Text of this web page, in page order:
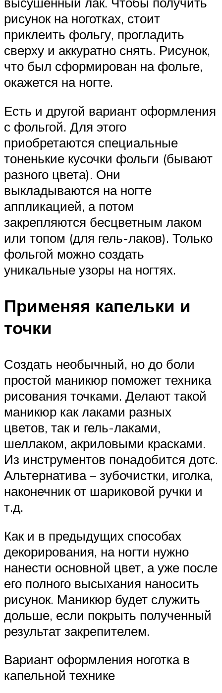
рисунок на ноготках, стоит
приклеить фольгу, прогладить
сверху и аккуратно снять. Рисунок,
что был сформирован на фольге,
окажется на ногте.
Есть и другой вариант оформления
с фольгой. Для этого
приобретаются специальные
тоненькие кусочки фольги (бывают
разного цвета). Они
выкладываются на ногте
аппликацией, а потом
закрепляются бесцветным лаком
или топом (для гель-лаков). Только
фольгой можно создать
уникальные узоры на ногтях.
Применяя капельки и
точки
Создать необычный, но до боли
простой маникюр поможет техника
рисования точками. Делают такой
маникюр как лаками разных
цветов, так и гель-лаками,
шеллаком, акриловыми красками.
Из инструментов понадобится дотс.
Альтернатива – зубочистки, иголка,
наконечник от шариковой ручки и
т.д.
Как и в предыдущих способах
декорирования, на ногти нужно
нанести основной цвет, а уже после
его полного высыхания наносить
рисунок. Маникюр будет служить
дольше, если покрыть полученный
результат закрепителем.
Вариант оформления ноготка в
капельной технике